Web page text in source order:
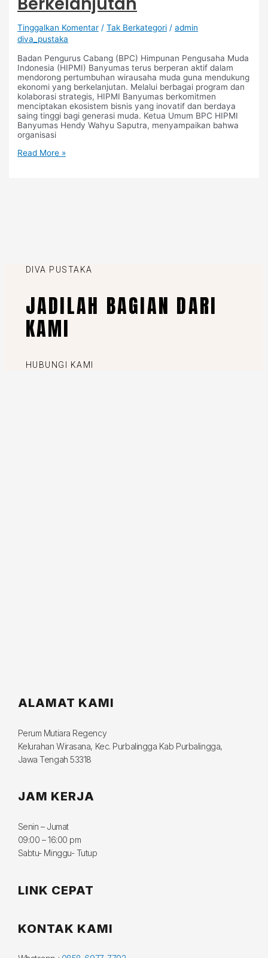
Tinggalkan Komentar /Tak Berkategori /admin
diva_pustaka
Badan Pengurus Cabang (BPC) Himpunan Pengusaha Muda
Indonesia (HIPMI) Banyumas terus berperan aktif dalam
mendorong pertumbuhan wirausaha muda guna mendukung
ekonomi yang berkelanjutan. Melalui berbagai program dan
kolaborasi strategis, HIPMI Banyumas berkomitmen
menciptakan ekosistem bisnis yang inovatif dan berdaya
saing tinggi bagi generasi muda. Ketua Umum BPC HIPMI
Banyumas Hendy Wahyu Saputra, menyampaikan bahwa
organisasi
Read More »
DIVA PUSTAKA
JADILAH BAGIAN DARI
KAMI
HUBUNGI KAMI
ALAMAT KAMI
Perum Mutiara Regency
Kelurahan Wirasana, Kec. Purbalingga Kab Purbalingga,
Jawa Tengah 53318
JAM KERJA
Senin – Jumat
09:00 – 16:00 pm
Sabtu- Minggu- Tutup
LINK CEPAT
KONTAK KAMI